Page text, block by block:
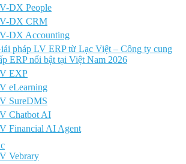
DX People
DX CRM
DX Accounting
pháp LV ERP từ Lạc Việt – Công ty cung
ERP nổi bật tại Việt Nam 2026
EXP
eLearning
SureDMS
Chatbot AI
Financial AI Agent
Vebrary